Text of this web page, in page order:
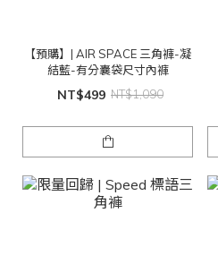
【預購】| AIR SPACE 三角褲-凝
結藍-有分囊袋尺寸內褲
NT$499 NT$1,090